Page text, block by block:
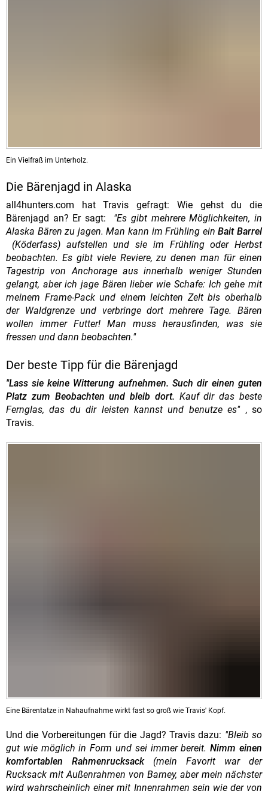
Ein Vielfraß im Unterholz.
Die Bärenjagd in Alaska
all4hunters.com hat Travis gefragt: Wie gehst du die
Bärenjagd an? Er sagt: "Es gibt mehrere Möglichkeiten, in
Alaska Bären zu jagen. Man kann im Frühling einBait Barrel
(Köderfass) aufstellen und sie im Frühling oder Herbst
beobachten. Es gibt viele Reviere, zu denen man für einen
Tagestrip von Anchorage aus innerhalb weniger Stunden
gelangt, aber ich jage Bären lieber wie Schafe: Ich gehe mit
meinem Frame-Pack und einem leichten Zelt bis oberhalb
der Waldgrenze und verbringe dort mehrere Tage. Bären
wollen immer Futter! Man muss herausfinden, was sie
fressen und dann beobachten."
Der beste Tipp für die Bärenjagd
"Lass sie keine Witterung aufnehmen. Such dir einen guten
Platz zum Beobachten und bleib dort. Kauf dir das beste
Fernglas, das du dir leisten kannst und benutze es", so
Travis.
Eine Bärentatze in Nahaufnahme wirkt fast so groß wie Travis' Kopf.
Und die Vorbereitungen für die Jagd? Travis dazu: "Bleib so
gut wie möglich in Form und sei immer bereit.Nimm einen
komfortablen Rahmenrucksack(mein Favorit war der
Rucksack mit Außenrahmen von Barney, aber mein nächster
wird wahrscheinlich einer mit Innenrahmen sein wie der von